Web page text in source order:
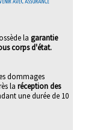
la garantie
corps d'état.
dommages
laréception des
une durée de 10